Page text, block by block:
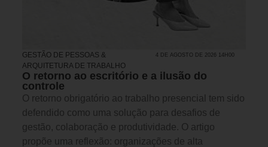
GESTÃO DE PESSOAS &
ARQUITETURA DE TRABALHO
4 DE AGOSTO DE 2026 14H00
O retorno ao escritório e a ilusão do
controle
O retorno obrigatório ao trabalho presencial tem sido
defendido como uma solução para desafios de
gestão, colaboração e produtividade. O artigo
propõe uma reflexão: organizações de alta